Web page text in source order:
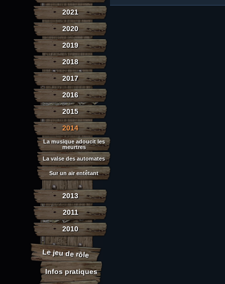
2021
2020
2019
2018
2017
2016
2015
2014
La musique adoucit les
meurtres
La valse des automates
Sur un air entêtant
2013
2011
2010
Le jeu de rôle
Infos pratiques